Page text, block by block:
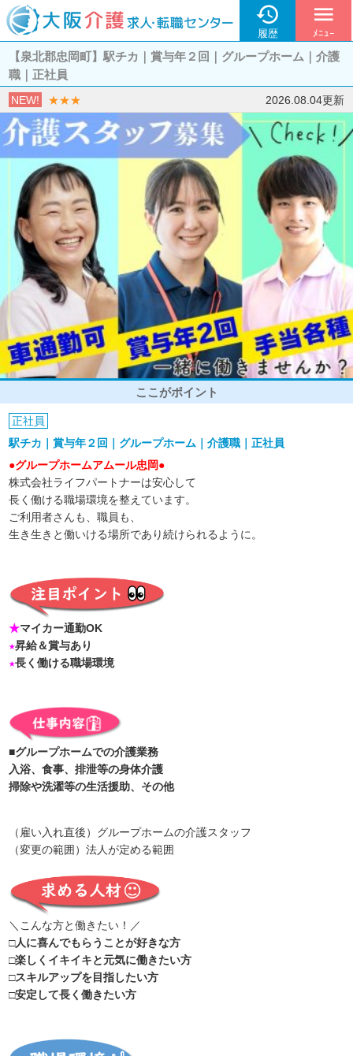

履歴
menu
ﾒﾆｭｰ
【泉北郡忠岡町】駅チカ｜賞与年２回｜グループホーム｜介護
職｜正社員
NEW! ★★★ 2026.08.04更新
ここがポイント
正社員
駅チカ｜賞与年２回｜グループホーム｜介護職｜正社員
●グループホームアムール忠岡●
株式会社ライフパートナーは安心して
長く働ける職場環境を整えています。
ご利用者さんも、職員も、
生き生きと働いける場所であり続けられるように。
★マイカー通勤OK
★昇給＆賞与あり
★長く働ける職場環境
■グループホームでの介護業務
入浴、食事、排泄等の身体介護
掃除や洗濯等の生活援助、その他
（雇い入れ直後）グループホームの介護スタッフ
（変更の範囲）法人が定める範囲
＼こんな方と働きたい！／
□人に喜んでもらうことが好きな方
□楽しくイキイキと元気に働きたい方
□スキルアップを目指したい方
□安定して長く働きたい方